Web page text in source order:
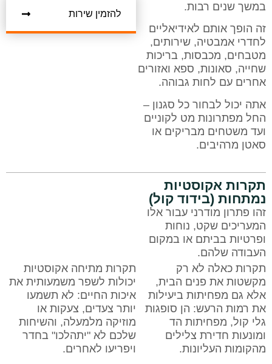
במשך שנים רבות.
זה הופך אותם לאידיאליים
לחדרי אמבטיה, שירותים,
מטבחים, מכבסות, בריכות
שחייה, סאונות, ספא ואזורים
אחרים עם לחות גבוהה.
אתה יכול לבחור כל סגנון –
החל מפתרונות מט לקוניים
ועד משטחים מבריקים או
סאטן מרהיבים.
להזמין שירות
תקרות אקוסטיות
נמתחות (בידוד קול)
זהו פתרון מודרני עבור אלו
המעריכים שקט, נוחות
ופרטיות בביתם או במקום
העבודה שלהם.
תקרות כאלה לא רק
מקשטות את פנים הבית,
אלא גם מפחיתות ביעילות
את רמות הרעש: הן סופגות
גלי קול, מפחיתות הד
ומונעות חדירת צלילים
מהקומות העליונות.
תקרות מתיחה אקוסטיות
יכולות לשפר משמעותית את
איכות החיים: לא תשמעו
יותר צעדים, צעקות או
מוזיקה מלמעלה, והשיחות
שלכם לא "יתהלכו" בחדר
ויפריעו לאחרים.